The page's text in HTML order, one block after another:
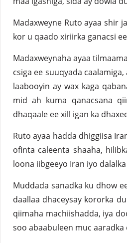
Madaxweyne Ruto ayaa shir
kor u qaado xiriirka ganacsi
Madaxweynaha ayaa
csiga ee suuqyada
laabooyin ay wax kaga
mid ah kuma qanacsana
dhaqaale ee xill igan ka
Ruto ayaa hadda dhiggiisa
ofinta caleenta shaaha,
loona iibgeeyo Iran iyo
Muddada sanadka ku dhow
daallaa dhaceysay kororka
qiimaha machiishadda, iya
soo abaabuleen muc